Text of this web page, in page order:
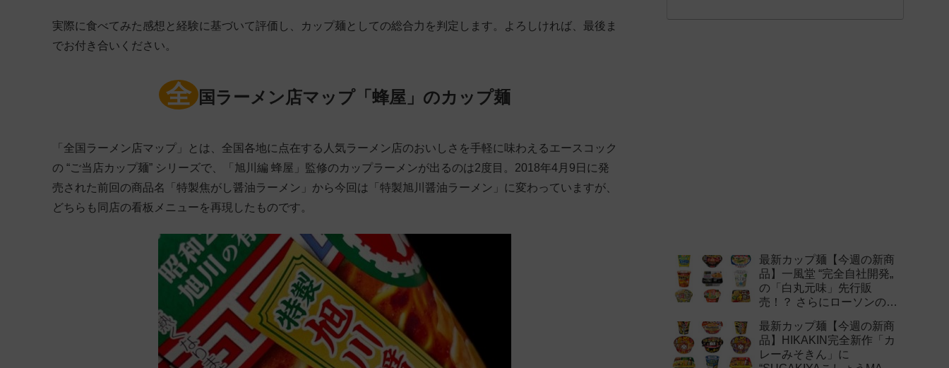
実際に食べてみた感想と経験に基づいて評価し、カップ麺としての総合力を判定します。よろしければ、最後ま
でお付き合いください。
全 国ラーメン店マップ「蜂屋」のカップ麺
「全国ラーメン店マップ」とは、全国各地に点在する人気ラーメン店のおいしさを手軽に味わえるエースコック
の “ご当店カップ麺” シリーズで、「旭川編 蜂屋」監修のカップラーメンが出るのは2度目。2018年4月9日に発
売された前回の商品名「特製焦がし醤油ラーメン」から今回は「特製旭川醤油ラーメン」に変わっていますが、
どちらも同店の看板メニューを再現したものです。
最新カップ麺【今週の新商
品】一風堂 “完全自社開発„
の「白丸元味」先行販
売！？ さらにローソンの激
新作まとめ！
最新カップ麺【今週の新商
品】HIKAKIN完全新作「カ
レーみそきん」に